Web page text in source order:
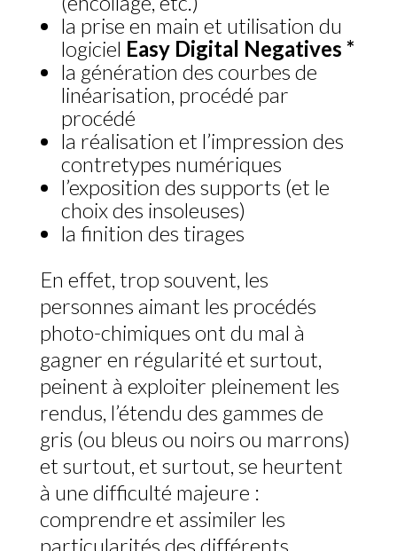
la prise en main et utilisation du
logiciel Easy Digital Negatives *
la génération des courbes de
linéarisation, procédé par
procédé
la réalisation et l’impression des
contretypes numériques
l’exposition des supports (et le
choix des insoleuses)
la finition des tirages
En effet, trop souvent, les
personnes aimant les procédés
photo-chimiques ont du mal à
gagner en régularité et surtout,
peinent à exploiter pleinement les
rendus, l’étendu des gammes de
gris (ou bleus ou noirs ou marrons)
et surtout, et surtout, se heurtent
à une difficulté majeure :
comprendre et assimiler les
particularités des différents